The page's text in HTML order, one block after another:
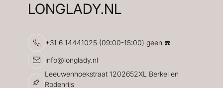
LONGLADY.NL
+31 6 14441025 (09:00-15:00) geen ☎️
info@longlady.nl
Leeuwenhoekstraat 1202652XL Berkel en
Rodenrijs